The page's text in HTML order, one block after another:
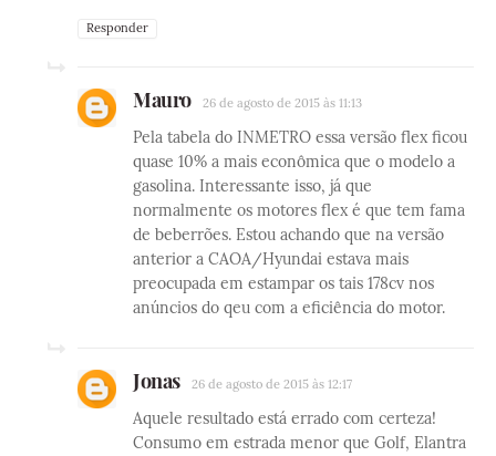
Responder
Mauro 26 de agosto de 2015 às 11:13
Pela tabela do INMETRO essa versão flex ficou
quase 10% a mais econômica que o modelo a
gasolina. Interessante isso, já que
normalmente os motores flex é que tem fama
de beberrões. Estou achando que na versão
anterior a CAOA/Hyundai estava mais
preocupada em estampar os tais 178cv nos
anúncios do qeu com a eficiência do motor.
Jonas 26 de agosto de 2015 às 12:17
Aquele resultado está errado com certeza!
Consumo em estrada menor que Golf, Elantra